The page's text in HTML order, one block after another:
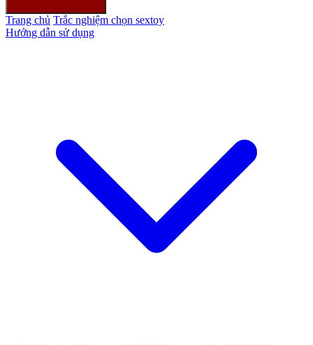
Trang chủ Trắc nghiệm chọn sextoy
Hướng dẫn sử dụng